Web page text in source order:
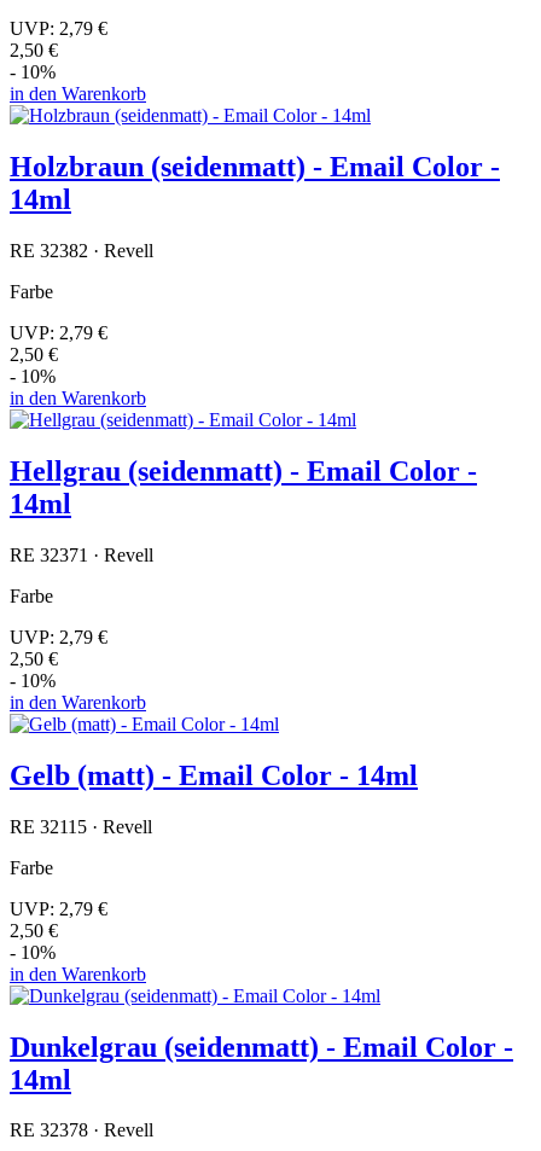
UVP: 2,79 €
2,50 €
- 10%
in den Warenkorb
Holzbraun (seidenmatt) - Email Color -
14ml
RE 32382 · Revell
Farbe
UVP: 2,79 €
2,50 €
- 10%
in den Warenkorb
Hellgrau (seidenmatt) - Email Color -
14ml
RE 32371 · Revell
Farbe
UVP: 2,79 €
2,50 €
- 10%
in den Warenkorb
Gelb (matt) - Email Color - 14ml
RE 32115 · Revell
Farbe
UVP: 2,79 €
2,50 €
- 10%
in den Warenkorb
Dunkelgrau (seidenmatt) - Email Color -
14ml
RE 32378 · Revell